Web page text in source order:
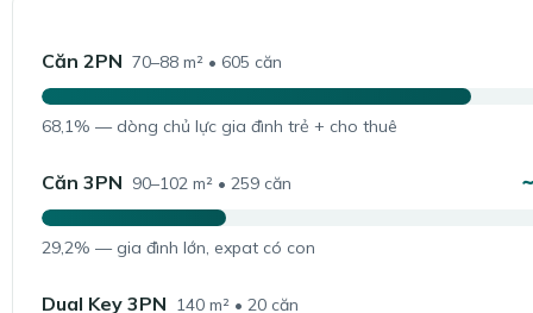
Căn 2PN 70–88 m² • 605 căn
68,1% — dòng chủ lực gia đình trẻ + cho thuê
Căn 3PN 90–102 m² • 259 căn
29,2% — gia đình lớn, expat có con
Dual Key 3PN 140 m² • 20 căn